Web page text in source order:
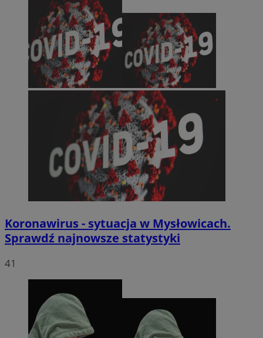
Koronawirus - sytuacja w Mysłowicach.
Sprawdź najnowsze statystyki
41